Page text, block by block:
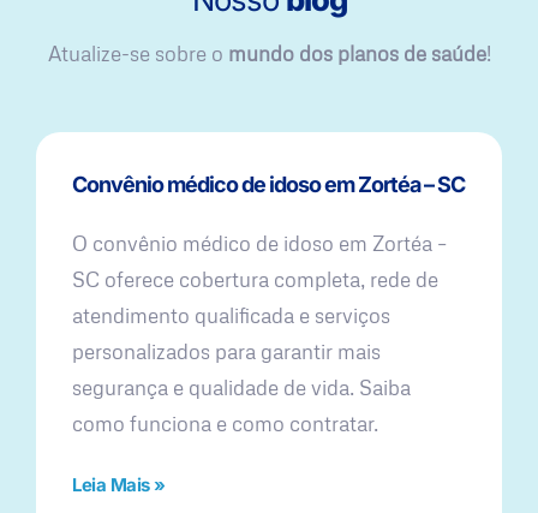
Atualize-se sobre o mundo dos planos de saúde!
Convênio médico de idoso em Zortéa – SC
O convênio médico de idoso em Zortéa –
SC oferece cobertura completa, rede de
atendimento qualificada e serviços
personalizados para garantir mais
segurança e qualidade de vida. Saiba
como funciona e como contratar.
Leia Mais »